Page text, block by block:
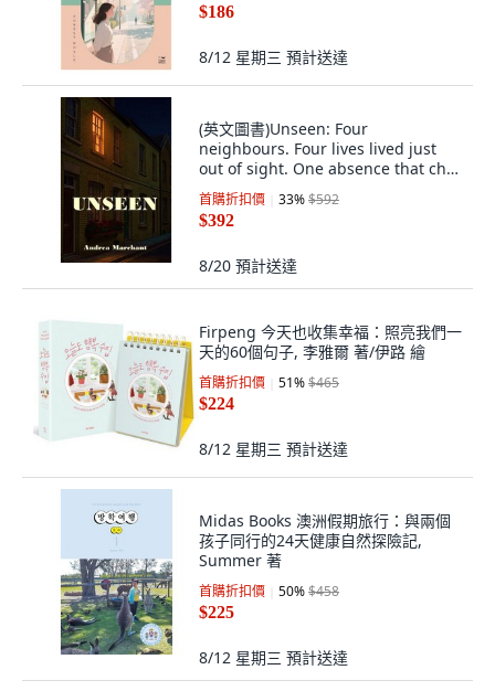
$186
8/12 星期三 預計送達
(英文圖書)Unseen: Four
neighbours. Four lives lived just
out of sight. One absence that ch...
平裝版, Independently Published,
英文
首購折扣價 33%$592
$392
8/20 預計送達
Firpeng 今天也收集幸福：照亮我們一
天的60個句子, 李雅爾 著/伊路 繪
首購折扣價 51%$465
$224
8/12 星期三 預計送達
Midas Books 澳洲假期旅行：與兩個
孩子同行的24天健康自然探險記,
Summer 著
首購折扣價 50%$458
$225
8/12 星期三 預計送達